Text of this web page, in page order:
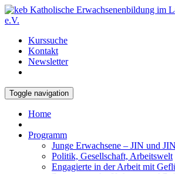
Kurssuche
Kontakt
Newsletter
Toggle navigation
Home
Programm
Junge Erwachsene – JIN und
Politik, Gesellschaft, Arbeitswelt
Engagierte in der Arbeit mit